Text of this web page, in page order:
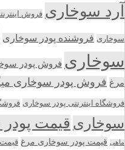
آرد سوخاری فروش
سوخاری فروشنده پودر سوخاری
سوخاری فروش پودر
مرغ فروش پودر سوخاری
فروشگاه اینترنتی پودر سوخاری
سوخاری قیمت
ماهی قیمت پودر سوخاری مرغ قیمت